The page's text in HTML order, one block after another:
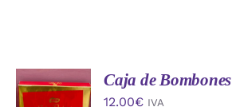
AÑADIR
AL
Caja de Bombones
12.00€ IVA